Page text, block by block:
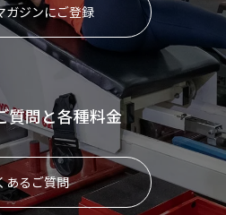
ガジンにご登録
質問と各種料金
あるご質問